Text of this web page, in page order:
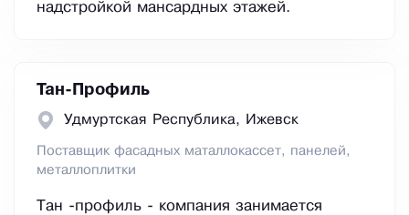
надстройкой мансардных этажей.
Тан-Профиль
Удмуртская Республика, Ижевск
Поставщик фасадных маталлокассет, панелей,
металлоплитки
Тан -профиль - компания занимается